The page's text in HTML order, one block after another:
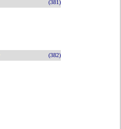
(381)
(382)